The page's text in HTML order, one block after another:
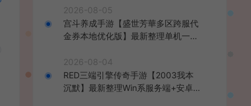
2026-08-05
宫斗养成手游【盛世芳華多区跨服代
金券本地优化版】最新整理单机一键
后台+安卓+详细搭建教程
2026-08-04
RED三端引擎传奇手游【2003我本
沉默】最新整理Win系服务端+安卓苹